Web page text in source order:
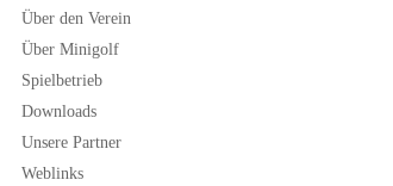
Über den Verein
Über Minigolf
Spielbetrieb
Downloads
Unsere Partner
Weblinks